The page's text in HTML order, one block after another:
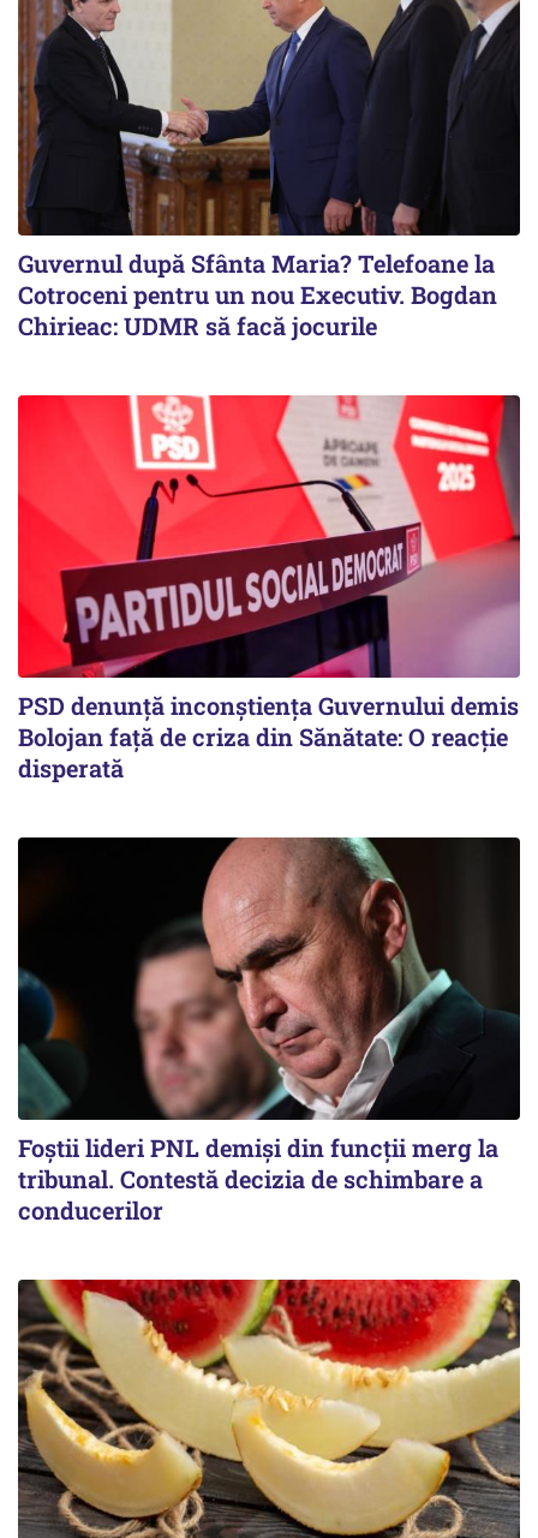
Guvernul după Sfânta Maria? Telefoane la
Cotroceni pentru un nou Executiv. Bogdan
Chirieac: UDMR să facă jocurile
PSD denunță inconștiența Guvernului demis
Bolojan față de criza din Sănătate: O reacție
disperată
Foștii lideri PNL demiși din funcții merg la
tribunal. Contestă decizia de schimbare a
conducerilor